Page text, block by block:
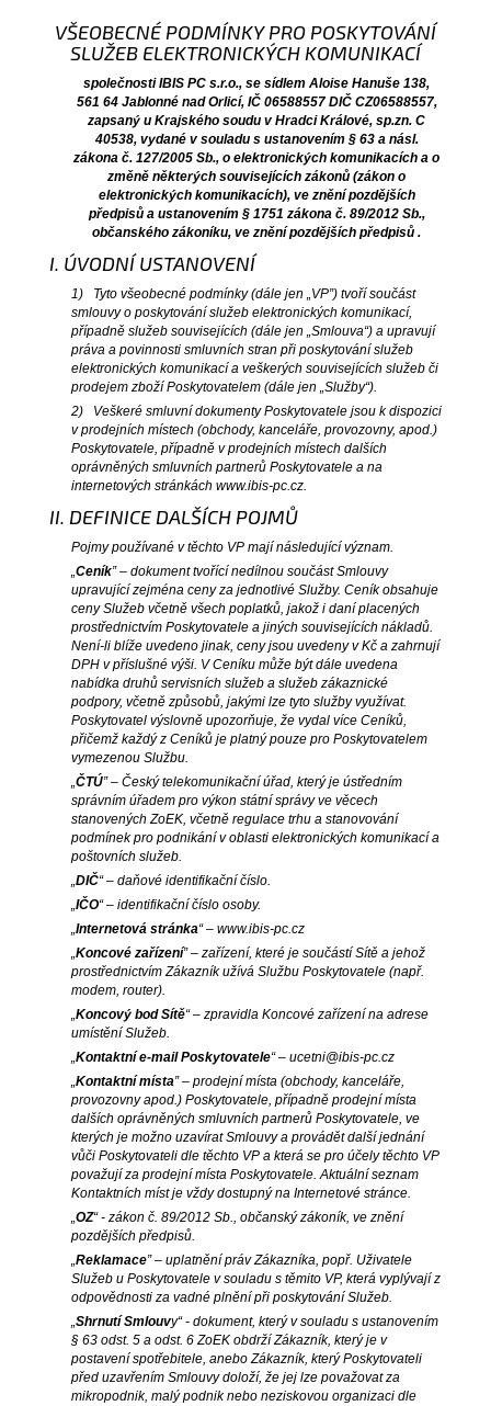
VŠEOBECNÉ PODMÍNKY PRO POSKYTOVÁNÍ
SLUŽEB ELEKTRONICKÝCH KOMUNIKACÍ
společnosti IBIS PC s.r.o., se sídlem Aloise Hanuše 138,
561 64 Jablonné nad Orlicí, IČ 06588557 DIČ CZ06588557,
zapsaný u Krajského soudu v Hradci Králové, sp.zn. C
40538, vydané v souladu s ustanovením § 63 a násl.
zákona č. 127/2005 Sb., o elektronických komunikacích a o
změně některých souvisejících zákonů (zákon o
elektronických komunikacích), ve znění pozdějších
předpisů a ustanovením § 1751 zákona č. 89/2012 Sb.,
občanského zákoníku, ve znění pozdějších předpisů .
I. ÚVODNÍ USTANOVENÍ
1) Tyto všeobecné podmínky (dále jen „VP”) tvoří součást
smlouvy o poskytování služeb elektronických komunikací,
případně služeb souvisejících (dále jen „Smlouva“) a upravují
práva a povinnosti smluvních stran při poskytování služeb
elektronických komunikací a veškerých souvisejících služeb či
prodejem zboží Poskytovatelem (dále jen „Služby“).
2) Veškeré smluvní dokumenty Poskytovatele jsou k dispozici
v prodejních místech (obchody, kanceláře, provozovny, apod.)
Poskytovatele, případně v prodejních místech dalších
oprávněných smluvních partnerů Poskytovatele a na
internetových stránkách www.ibis-pc.cz.
II. DEFINICE DALŠÍCH POJMŮ
Pojmy používané v těchto VP mají následující význam.
„Ceník” – dokument tvořící nedílnou součást Smlouvy
upravující zejména ceny za jednotlivé Služby. Ceník obsahuje
ceny Služeb včetně všech poplatků, jakož i daní placených
prostřednictvím Poskytovatele a jiných souvisejících nákladů.
Není-li blíže uvedeno jinak, ceny jsou uvedeny v Kč a zahrnují
DPH v příslušné výši. V Ceníku může být dále uvedena
nabídka druhů servisních služeb a služeb zákaznické
podpory, včetně způsobů, jakými lze tyto služby využívat.
Poskytovatel výslovně upozorňuje, že vydal více Ceníků,
přičemž každý z Ceníků je platný pouze pro Poskytovatelem
vymezenou Službu.
„ČTÚ” – Český telekomunikační úřad, který je ústředním
správním úřadem pro výkon státní správy ve věcech
stanovených ZoEK, včetně regulace trhu a stanovování
podmínek pro podnikání v oblasti elektronických komunikací a
poštovních služeb.
„DIČ“ – daňové identifikační číslo.
„IČO“ – identifikační číslo osoby.
„Internetová stránka“ – www.ibis-pc.cz
„Koncové zařízení” – zařízení, které je součástí Sítě a jehož
prostřednictvím Zákazník užívá Službu Poskytovatele (např.
modem, router).
„Koncový bod Sítě“ – zpravidla Koncové zařízení na adrese
umístění Služeb.
„Kontaktní e-mail Poskytovatele“ – ucetni@ibis-pc.cz
„Kontaktní místa” – prodejní místa (obchody, kanceláře,
provozovny apod.) Poskytovatele, případně prodejní místa
dalších oprávněných smluvních partnerů Poskytovatele, ve
kterých je možno uzavírat Smlouvy a provádět další jednání
vůči Poskytovateli dle těchto VP a která se pro účely těchto VP
považují za prodejní místa Poskytovatele. Aktuální seznam
Kontaktních míst je vždy dostupný na Internetové stránce.
„OZ“ - zákon č. 89/2012 Sb., občanský zákoník, ve znění
pozdějších předpisů.
„Reklamace” – uplatnění práv Zákazníka, popř. Uživatele
Služeb u Poskytovatele v souladu s těmito VP, která vyplývají z
odpovědnosti za vadné plnění při poskytování Služeb.
„Shrnutí Smlouvy“ - dokument, který v souladu s ustanovením
§ 63 odst. 5 a odst. 6 ZoEK obdrží Zákazník, který je v
postavení spotřebitele, anebo Zákazník, který Poskytovateli
před uzavřením Smlouvy doloží, že jej lze považovat za
mikropodnik, malý podnik nebo neziskovou organizaci dle